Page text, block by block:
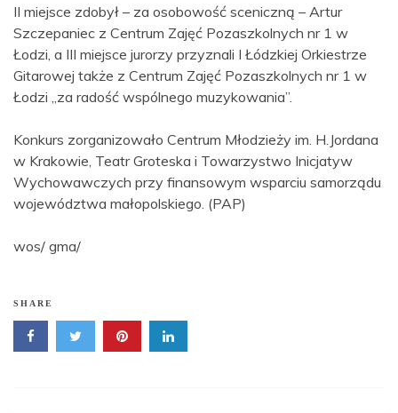
II miejsce zdobył – za osobowość sceniczną – Artur
Szczepaniec z Centrum Zajęć Pozaszkolnych nr 1 w
Łodzi, a III miejsce jurorzy przyznali I Łódzkiej Orkiestrze
Gitarowej także z Centrum Zajęć Pozaszkolnych nr 1 w
Łodzi „za radość wspólnego muzykowania”.
Konkurs zorganizowało Centrum Młodzieży im. H.Jordana
w Krakowie, Teatr Groteska i Towarzystwo Inicjatyw
Wychowawczych przy finansowym wsparciu samorządu
województwa małopolskiego. (PAP)
wos/ gma/
SHARE